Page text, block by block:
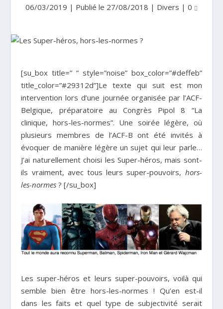
06/03/2019 | Publié le 27/08/2018 | Divers | 0
[su_box title=” ” style=”noise” box_color=”#deffeb”
title_color=”#29312d”]Le texte qui suit est mon
intervention lors d’une journée organisée par l’ACF-
Belgique, préparatoire au Congrès Pipol 8 “La
clinique, hors-les-normes”. Une soirée légère, où
plusieurs membres de l’ACF-B ont été invités à
évoquer de manière légère un sujet qui leur parle…
J’ai naturellement choisi les Super-héros, mais sont-
ils vraiment, avec tous leurs super-pouvoirs, hors-
les-normes ? [/su_box]
Les super-héros et leurs super-pouvoirs, voilà qui
semble bien être hors-les-normes ! Qu’en est-il
dans les faits et quel type de subjectivité serait